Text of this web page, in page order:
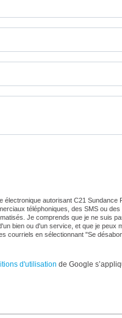
autorisant C21 Sundance
téléphoniques, des SMS ou
Je comprends que je ne suis
bien ou d'un service, et que je peux
courriels en sélectionnant "Se
d'utilisation de Google